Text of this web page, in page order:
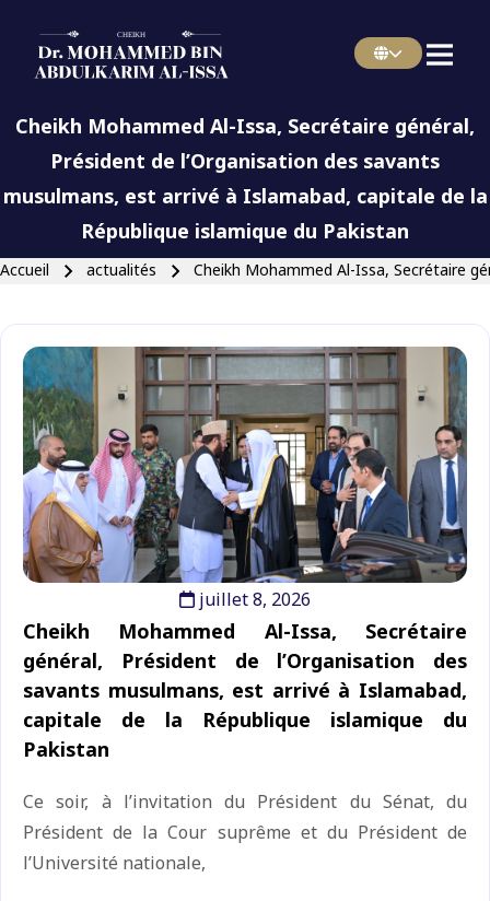
Fermer la recherche
Cheikh Mohammed Al-Issa, Secrétaire général,
Président de l’Organisation des savants
musulmans, est arrivé à Islamabad, capitale de la
République islamique du Pakistan
Fil d'Ariane
Accueil actualités Cheikh Mohammed Al-Issa, Secrétaire
juillet 8, 2026
Cheikh Mohammed Al-Issa, Secrétaire
général, Président de l’Organisation des
savants musulmans, est arrivé à Islamabad,
capitale de la République islamique du
Pakistan
Ce soir, à l’invitation du Président du Sénat, du
Président de la Cour suprême et du Président de
l’Université nationale,